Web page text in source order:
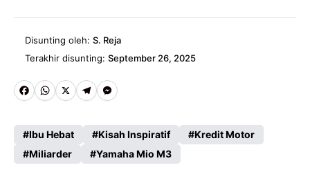
Disunting oleh: S. Reja
Terakhir disunting: September 26, 2025
Fa
b
o
W
ts
A
X
Te
gr
a
M
se
n
Ibu Hebat Kisah Inspiratif
Kredit Motor
Miliarder
Yamaha Mio M3